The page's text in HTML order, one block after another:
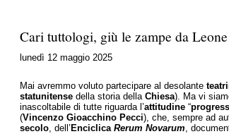
Cari tuttologi, giù le zampe da
lunedì 12 maggio 2025
Mai avremmo voluto partecipare al desolante
statunitense della storia della Chiesa). Ma vi
inascoltabile di tutte riguarda l’attitudine “
(Vincenzo Gioacchino Pecci), che, sempre ad
secolo, dell’ Enciclica Rerum Novarum,